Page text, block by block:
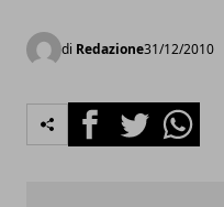
di Redazione31/12/2010
FacebookTwitter